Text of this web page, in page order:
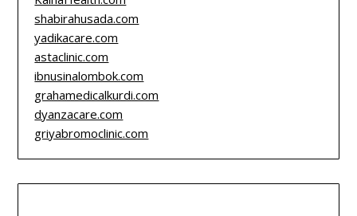
shabirahusada.com
yadikacare.com
astaclinic.com
ibnusinalombok.com
grahamedicalkurdi.com
dyanzacare.com
griyabromoclinic.com